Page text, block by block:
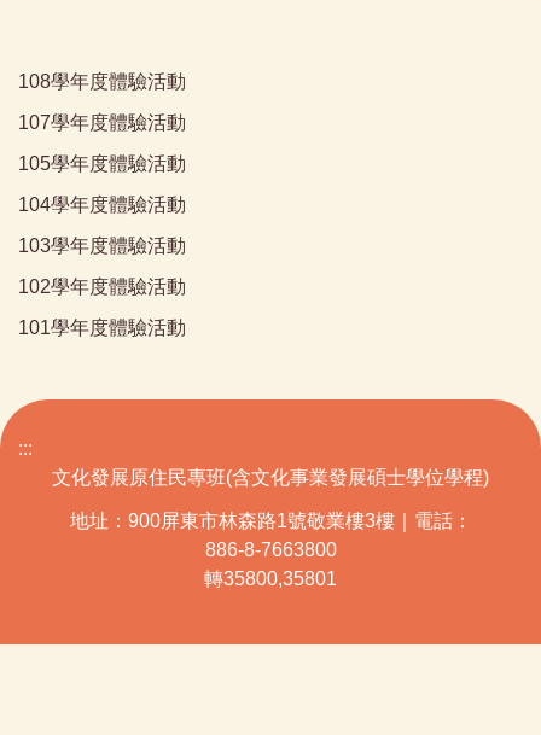
108學年度體驗活動
107學年度體驗活動
105學年度體驗活動
104學年度體驗活動
103學年度體驗活動
102學年度體驗活動
101學年度體驗活動
:::
文化發展原住民專班(含文化事業發展碩士學位學程)
地址：900屏東市林森路1號敬業樓3樓｜電話：
886-8-7663800
轉35800,35801